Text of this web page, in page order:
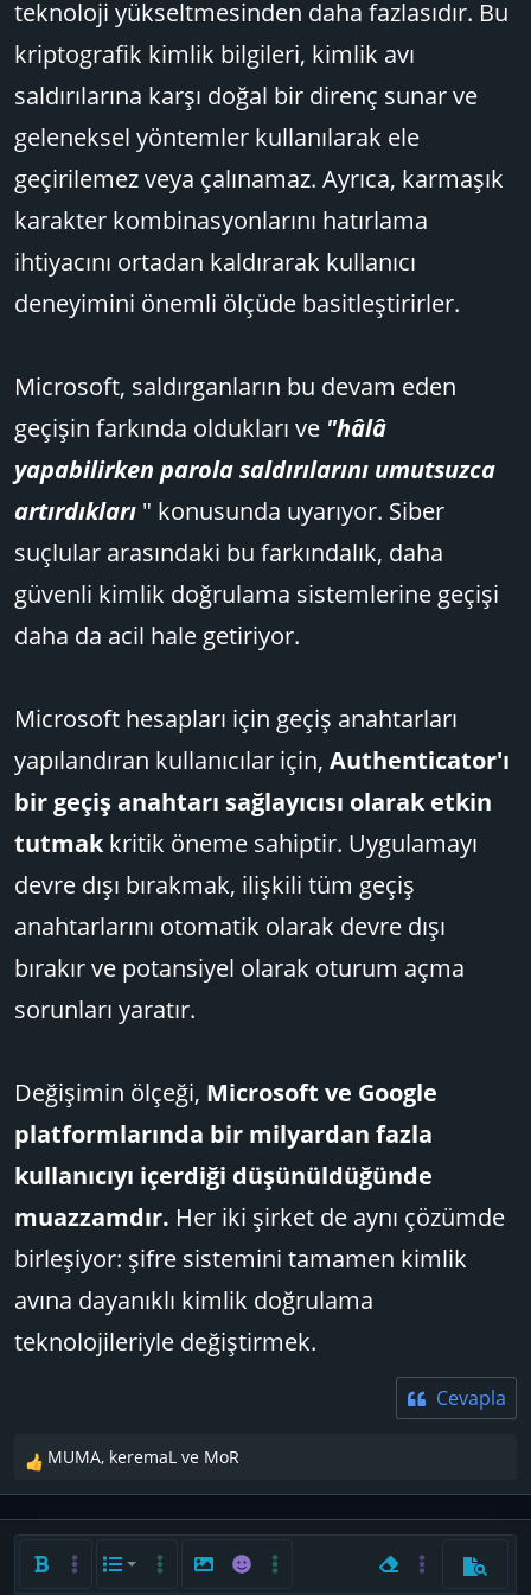
teknoloji yükseltmesinden daha fazlasıdır. Bu
kriptografik kimlik bilgileri, kimlik avı
saldırılarına karşı doğal bir direnç sunar ve
geleneksel yöntemler kullanılarak ele
geçirilemez veya çalınamaz. Ayrıca, karmaşık
karakter kombinasyonlarını hatırlama
ihtiyacını ortadan kaldırarak kullanıcı
deneyimini önemli ölçüde basitleştirirler.
Microsoft, saldırganların bu devam eden
geçişin farkında oldukları ve "hâlâ
yapabilirken parola saldırılarını umutsuzca
artırdıkları " konusunda uyarıyor. Siber
suçlular arasındaki bu farkındalık, daha
güvenli kimlik doğrulama sistemlerine geçişi
daha da acil hale getiriyor.
Microsoft hesapları için geçiş anahtarları
yapılandıran kullanıcılar için, Authenticator'ı
bir geçiş anahtarı sağlayıcısı olarak etkin
tutmakkritik öneme sahiptir. Uygulamayı
devre dışı bırakmak, ilişkili tüm geçiş
anahtarlarını otomatik olarak devre dışı
bırakır ve potansiyel olarak oturum açma
sorunları yaratır.
Değişimin ölçeği, Microsoft ve Google
platformlarında bir milyardan fazla
kullanıcıyı içerdiği düşünüldüğünde
muazzamdır. Her iki şirket de aynı çözümde
birleşiyor: şifre sistemini tamamen kimlik
avına dayanıklı kimlik doğrulama
teknolojileriyle değiştirmek.
Cevapla
T
e
p
MUMA, keremaL ve MoR
Kalın Daha fazla seçenek…
List Daha fazla seçenek…
Resim ekle
İfadelerDaha fazla seçenek…Biçimlendirmeyi
Daha fazla